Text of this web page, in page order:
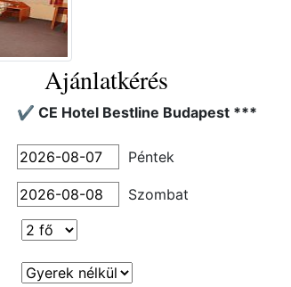
Ajánlatkérés
✔️ CE Hotel Bestline Budapest ***
Péntek
Szombat